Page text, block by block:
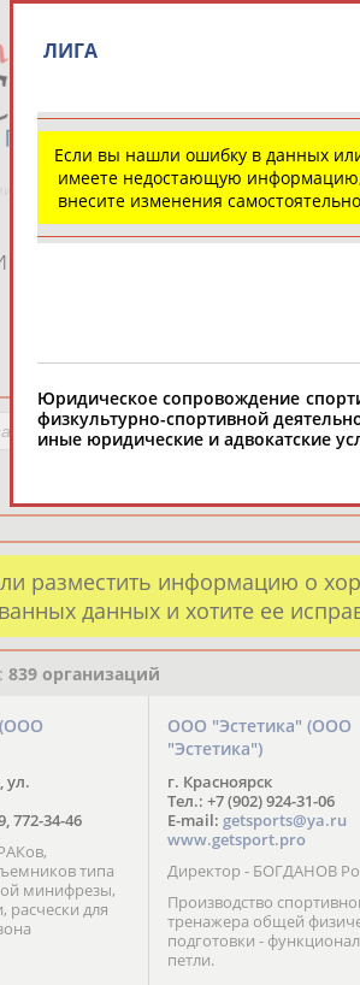
спортивной отрасли
отрасли
разместить информацию о
данных и хотите ее
839 организаций
ул.
772-34-46
типа
минифрезы,
расчески для
ООО "Эстетика" (ООО
"Эстетика")
г. Красноярск
Тел.: +7 (902) 924-31-06
E-mail: getsports@ya.ru
www.getsport.pro
Директор - БОГДАНОВ
Производство
тренажера общей
подготовки -
петли.
ЛИГА
Если вы нашли ошибку в данных
имеете недостающую
внесите изменения самостоятельно
Юридическое сопровождение
физкультурно-спортивной
иные юридические и адвокатские